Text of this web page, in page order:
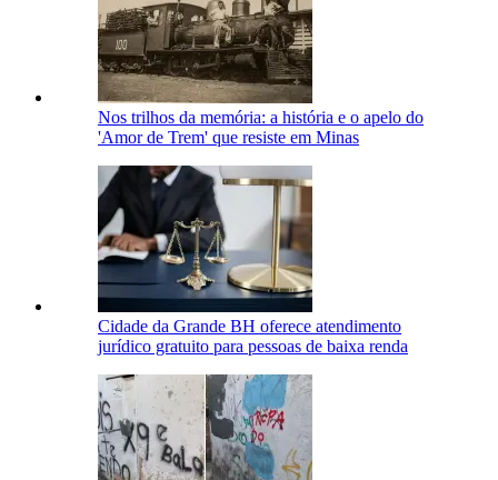
Nos trilhos da memória: a história e o apelo do
'Amor de Trem' que resiste em Minas
Cidade da Grande BH oferece atendimento
jurídico gratuito para pessoas de baixa renda